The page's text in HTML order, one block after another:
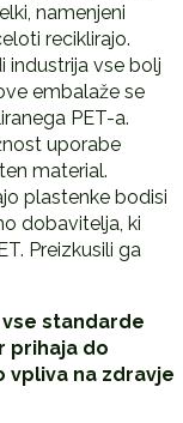
namenjeni
reciklirajo.
industrija vse bolj
embalaže se
PET-a.
uporabe
material.
plastenke bodisi
dobavitelja, ki
Preizkusili ga
standarde
prihaja do
vpliva na zdravje